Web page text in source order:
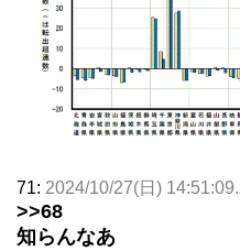
71: 2024/10/27(日)
>>68
知らんなあ